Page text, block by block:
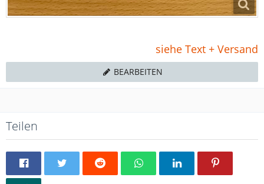
siehe Text + Versand
BEARBEITEN
Teilen